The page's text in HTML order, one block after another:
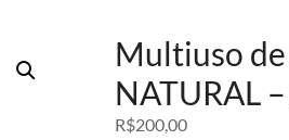
Multiuso
NATURAL
R$200,00